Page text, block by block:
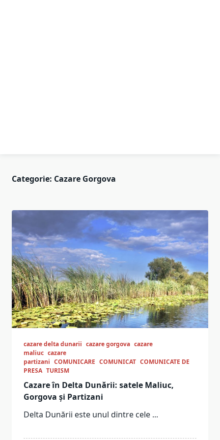
Categorie: Cazare Gorgova
cazare delta dunarii cazare gorgova cazare
maliuc cazare
partizani COMUNICARE COMUNICAT COMUNICATE DE
PRESA TURISM
Cazare în Delta Dunării: satele Maliuc,
Gorgova și Partizani
Delta Dunării este unul dintre cele ...